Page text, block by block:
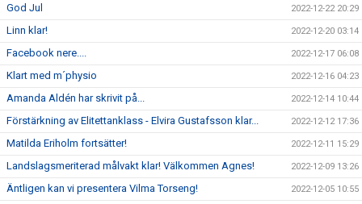
God Jul 2022-12-22 20:29
Linn klar! 2022-12-20 03:14
Facebook nere.... 2022-12-17 06:08
Klart med m´physio 2022-12-16 04:23
Amanda Aldén har skrivit på... 2022-12-14 10:44
Förstärkning av Elitettanklass - Elvira Gustafsson klar... 2022-12-12 17:36
Matilda Eriholm fortsätter! 2022-12-11 15:29
Landslagsmeriterad målvakt klar! Välkommen Agnes! 2022-12-09 13:26
Äntligen kan vi presentera Vilma Torseng! 2022-12-05 10:55